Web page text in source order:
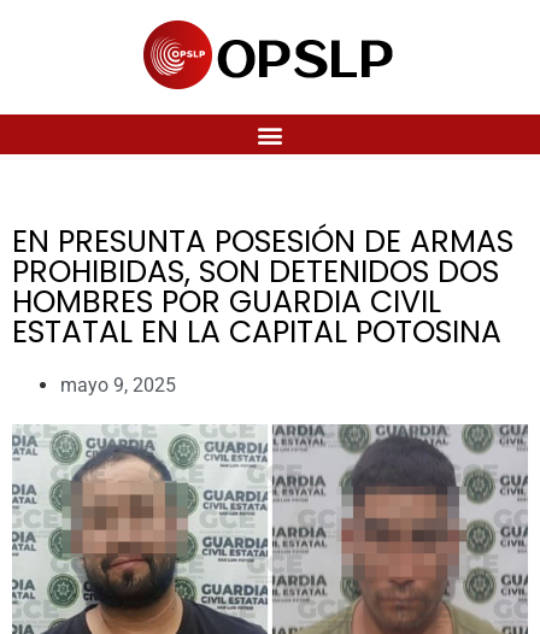
EN PRESUNTA POSESIÓN DE ARMAS
PROHIBIDAS, SON DETENIDOS DOS
HOMBRES POR GUARDIA CIVIL
ESTATAL EN LA CAPITAL POTOSINA
mayo 9, 2025